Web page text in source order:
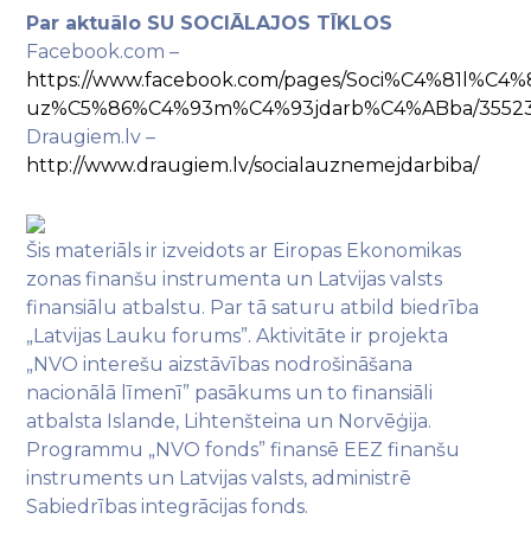
Par aktuālo SU SOCIĀLAJOS TĪKLOS
Facebook.com –
https://www.facebook.com/pages/
uz%C5%86%C4%93m%C4%93jdarb%C4%ABba/
Draugiem.lv –
http://www.draugiem.lv/socialauznemejdarbiba/
Šis materiāls ir izveidots ar Eiropas Ekonomikas
zonas finanšu instrumenta un Latvijas valsts
finansiālu atbalstu. Par tā saturu atbild biedrība
„Latvijas Lauku forums”. Aktivitāte ir projekta
„NVO interešu aizstāvības nodrošināšana
nacionālā līmenī” pasākums un to finansiāli
atbalsta Islande, Lihtenšteina un Norvēģija.
Programmu „NVO fonds” finansē EEZ finanšu
instruments un Latvijas valsts, administrē
Sabiedrības integrācijas fonds.